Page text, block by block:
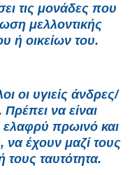
τις μονάδες που
μελλοντικής
ή οικείων του.
οι υγιείς άνδρες/
να είναι
ελαφρύ πρωινό και
να έχουν μαζί τους
ταυτότητα.